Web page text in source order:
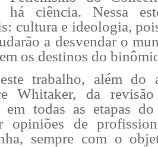
há ciência. Nessa
cultura e ideologia,
a desvendar o
os destinos do
trabalho, além do
Whitaker, da
em todas as etapas
opiniões de
sempre com o